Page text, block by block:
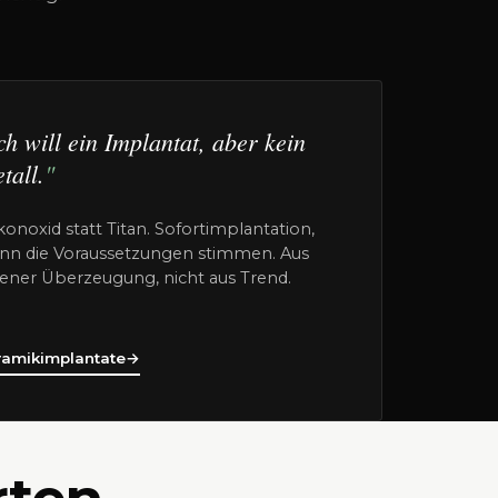
will ein Implantat, aber kein
statt Titan. Sofortimplantation,
die Voraussetzungen stimmen. Aus
Überzeugung, nicht aus Trend.
→